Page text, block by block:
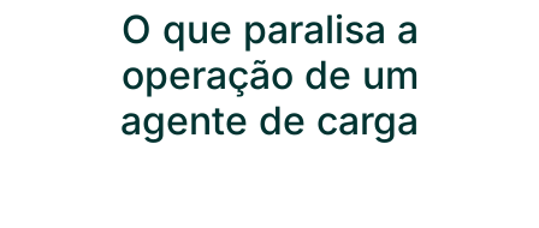
O que paralisa a
operação de um
agente de carga